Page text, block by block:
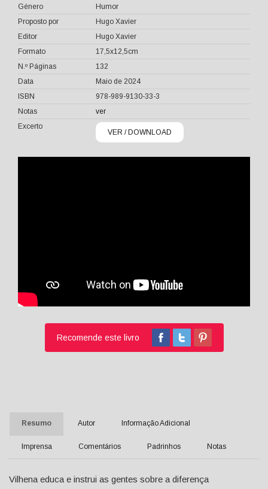
Género
Humor
Proposto por
Hugo Xavier
Editor
Hugo Xavier
Formato
17,5x12,5cm
N.º Páginas
132
Data
Maio de 2024
ISBN
978-989-9130-33-3
Notas
ver
Excerto
VER / DOWNLOAD
Recomende este livro
Resumo Autor Informação Adicional
Imprensa Comentários Padrinhos Notas
Vilhena educa e instrui as gentes sobre a diferença